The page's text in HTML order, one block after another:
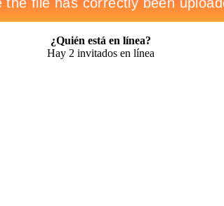
¿Quién está en línea?
Hay 2 invitados en línea